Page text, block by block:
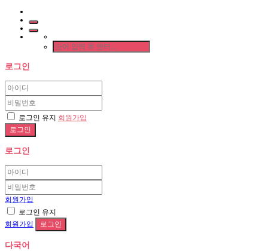
로그인
로그인 유지 회원가입
로그인
회원가입
로그인 유지
회원가입
다국어